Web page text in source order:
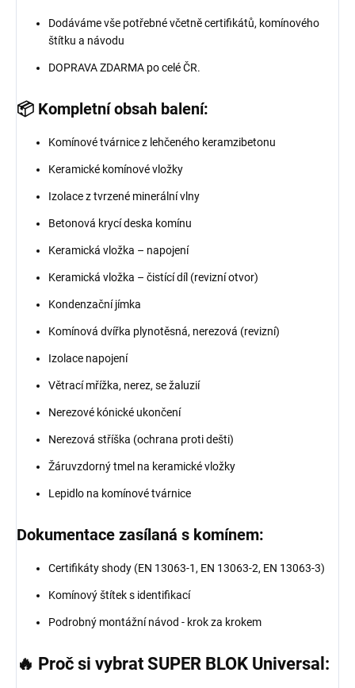
Dodáváme vše potřebné včetně certifikátů, komínového
štítku a návodu
DOPRAVA ZDARMA po celé ČR.
📦 Kompletní obsah balení:
Komínové tvárnice z lehčeného keramzibetonu
Keramické komínové vložky
Izolace z tvrzené minerální vlny
Betonová krycí deska komínu
Keramická vložka – napojení
Keramická vložka – čistící díl (revizní otvor)
Kondenzační jímka
Komínová dvířka plynotěsná, nerezová (revizní)
Izolace napojení
Větrací mřížka, nerez, se žaluzií
Nerezové kónické ukončení
Nerezová stříška (ochrana proti dešti)
Žáruvzdorný tmel na keramické vložky
Lepidlo na komínové tvárnice
Dokumentace zasílaná s komínem:
Certifikáty shody (EN 13063-1, EN 13063-2, EN 13063-3)
Komínový štítek s identifikací
Podrobný montážní návod - krok za krokem
🔥 Proč si vybrat SUPER BLOK Universal: